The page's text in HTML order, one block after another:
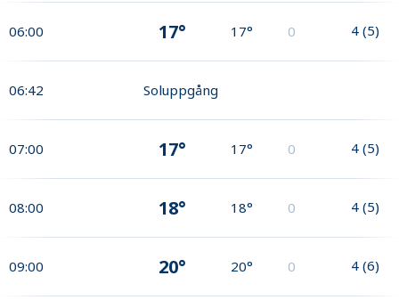
06:00 17° 17° 0 4 (5)
06:42 Soluppgång
07:00 17° 17° 0 4 (5)
08:00 18° 18° 0 4 (5)
09:00 20° 20° 0 4 (6)